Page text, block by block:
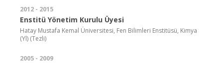
2012 - 2015
Enstitü Yönetim Kurulu Üyesi
Hatay Mustafa Kemal Üniversitesi, Fen Bilimleri Enstitüsü, Kimya
(Yl) (Tezli)
2005 - 2009